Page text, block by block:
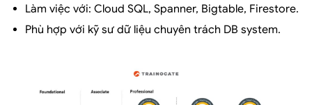
Làm việc với: Cloud SQL, Spanner, Bigtable, Firestore.
Phù hợp với kỹ sư dữ liệu chuyên trách DB system.